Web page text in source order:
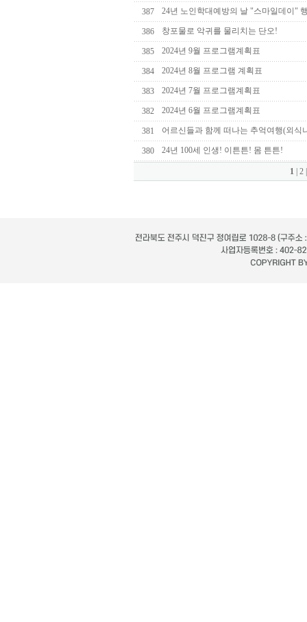
387 24년 노인학대예방의 날 "스마일데이"
386 창포물로 악귀를 물리치는 단오!
385 2024년 9월 프로그램계획표
384 2024년 8월 프로그램 계획표
383 2024년 7월 프로그램계획표
382 2024년 6월 프로그램계획표
381 어르신들과 함께 떠나는 추억여행(외식
380 24년 100세 인생! 이튼튼! 몸 튼튼!
1| 2